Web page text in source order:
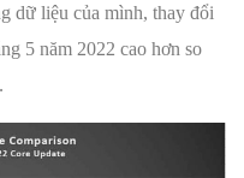
dữ liệu của mình, thay đổi
5 năm 2022 cao hơn so